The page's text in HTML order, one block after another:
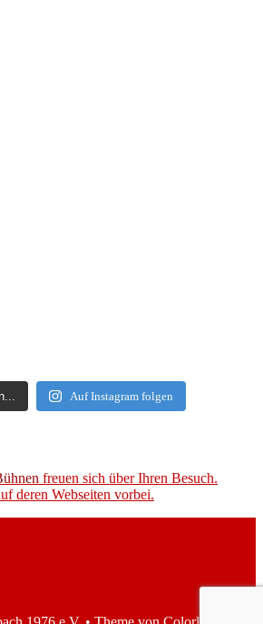
Auf Instagram folgen
freuen sich über Ihren Besuch.
deren Webseiten vorbei.